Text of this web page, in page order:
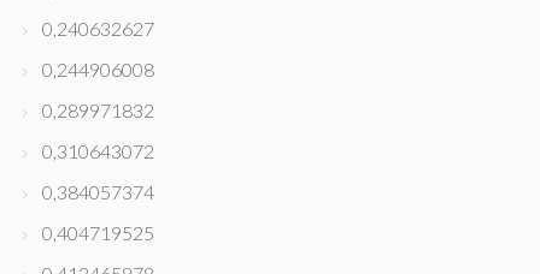
0,240632627
0,244906008
0,289971832
0,310643072
0,384057374
0,404719525